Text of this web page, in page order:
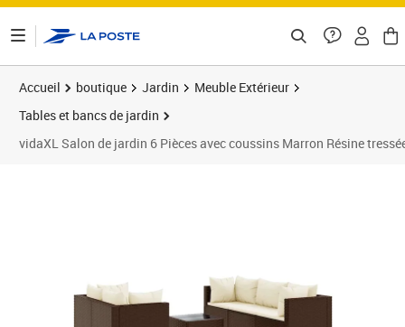
Accueil boutique Jardin
Meuble Extérieur
Tables et bancs de jardin
vidaXL Salon de jardin 6 Pièces avec coussins Marron Résine